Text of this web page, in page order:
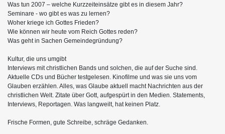
Was tun 2007 – welche Kurzzeiteinsätze gibt es in diesem Jahr?
Seminare - wo gibt es was zu lernen?
Woher kriege ich Gottes Frieden?
Wie können wir heute vom Reich Gottes reden?
Was geht in Sachen Gemeindegründung?
Kultur, die uns umgibt
Interviews mit christlichen Bands und solchen, die auf der Suche sind.
Aktuelle CDs und Bücher testgelesen. Kinofilme und was sie uns vom
Glauben erzählen. Alles, was Glaube aktuell macht Nachrichten aus der
christlichen Welt. Zitate über Gott, aufgespürt in den Medien. Statements,
Interviews, Reportagen. Was langweilt, hat keinen Platz.
Frische Formen, gute Schreibe, schräge Gedanken.